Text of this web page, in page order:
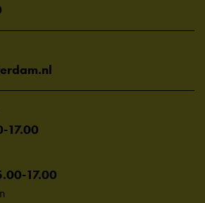
17.00
17.00